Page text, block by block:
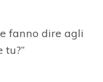
fanno dire agli